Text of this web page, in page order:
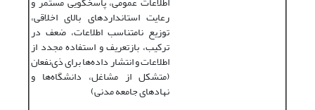
رعایت استانداردهای بالای اخلاقی،
توزیع نامتناسب اطلاعات، ضعف در
ترکیب، بازتعریف و استفاده مجدد از
اطلاعات و انتشار داده‌ها برای ذی‌نفعان
(متشکل از مشاغل، دانشگاه‌ها و
نهادهای جامعه مدنی)